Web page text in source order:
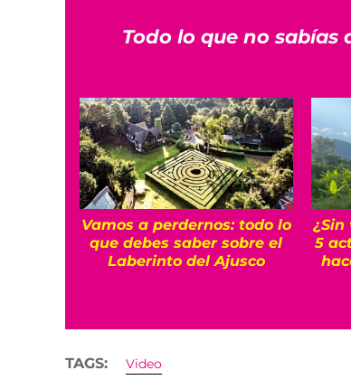
Todo lo que no sabías
Vamos a perdernos: todo lo
que debes saber sobre el
Laberinto del Ajusco
¿Sin
5
TAGS: Video